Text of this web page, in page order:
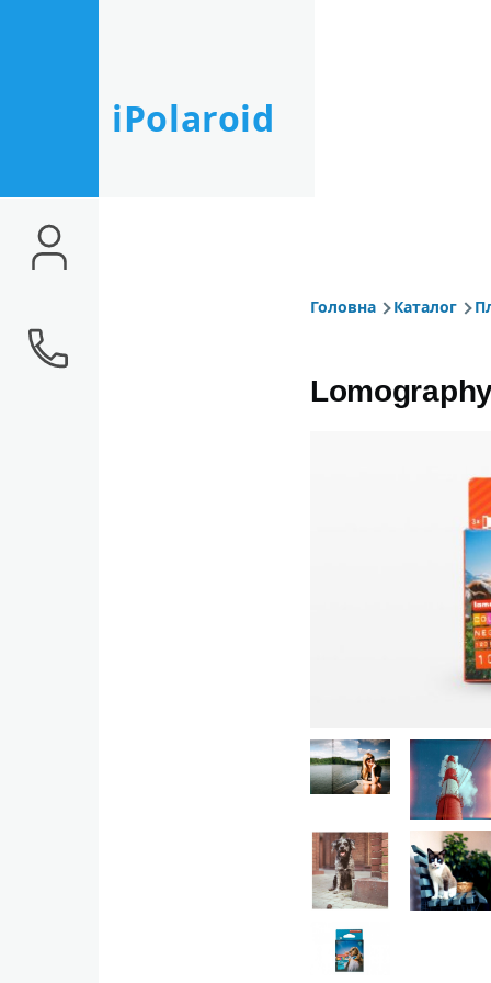
iPolaroid
Рядок
Головна Каталог